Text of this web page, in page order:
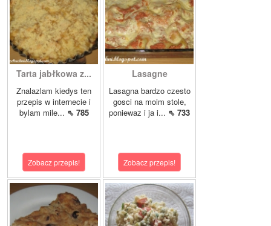
Tarta jabłkowa z...
Znalazlam kiedys ten
przepis w internecie i
bylam mile... ⇖ 785
Zobacz przepis!
Lasagne
Lasagna bardzo czesto
gosci na moim stole,
poniewaz i ja i... ⇖ 733
Zobacz przepis!